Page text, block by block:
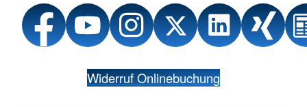
Widerruf Onlinebuchung